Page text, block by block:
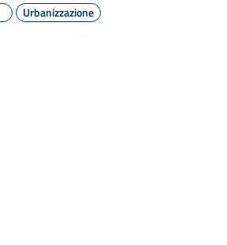
Urbanizzazione